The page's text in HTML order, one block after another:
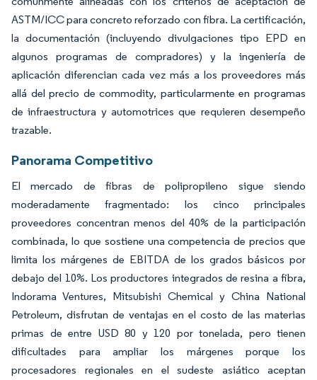
ASTM/ICC para concreto reforzado con fibra. La certificación,
la documentación (incluyendo divulgaciones tipo EPD en
algunos programas de compradores) y la ingeniería de
aplicación diferencian cada vez más a los proveedores más
allá del precio de commodity, particularmente en programas
de infraestructura y automotrices que requieren desempeño
trazable.
Panorama Competitivo
El mercado de fibras de polipropileno sigue siendo
moderadamente fragmentado: los cinco principales
proveedores concentran menos del 40% de la participación
combinada, lo que sostiene una competencia de precios que
limita los márgenes de EBITDA de los grados básicos por
debajo del 10%. Los productores integrados de resina a fibra,
Indorama Ventures, Mitsubishi Chemical y China National
Petroleum, disfrutan de ventajas en el costo de las materias
primas de entre USD 80 y 120 por tonelada, pero tienen
dificultades para ampliar los márgenes porque los
procesadores regionales en el sudeste asiático aceptan